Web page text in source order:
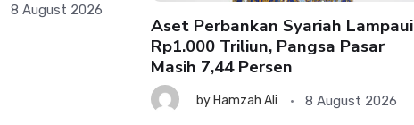
8 August 2026
Aset Perbankan Syariah Lampaui
Rp1.000 Triliun, Pangsa Pasar
Masih 7,44 Persen
by Hamzah Ali 8 August 2026